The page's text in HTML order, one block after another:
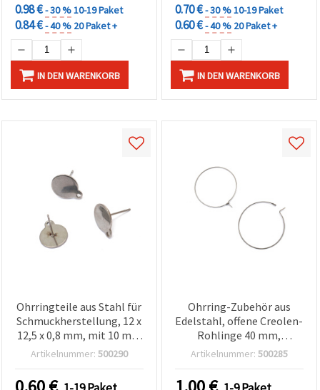
0.98 €- 30 %10-19 Paket
0.84 €- 40 % 20 Paket +
IN DEN WARENKORB
0.70 €- 30 %10-19 Paket
0.60 €- 40 % 20 Paket +
IN DEN WARENKORB
Ohrringteile aus Stahl für
Schmuckherstellung, 12 x
12,5 x 0,8 mm, mit 10 mm
Platte und 1 mm Loch,
Artikelnummer: 500290
Ohrring-Zubehör aus
Edelstahl, offene Creolen-
Rohlinge 40 mm,
silberfarben – 10 Stück
Artikelnummer: 500285